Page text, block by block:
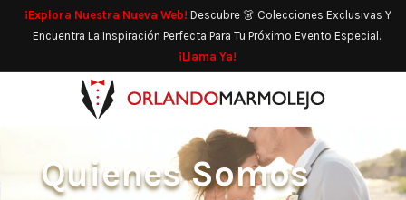
¡Explora Nuestra Nueva Web! Descubre 👗 Colecciones Exclusivas Y
Encuentra La Inspiración Perfecta Para Tu Próximo Evento Especial.
¡Llama Ya!
Quienes Somos